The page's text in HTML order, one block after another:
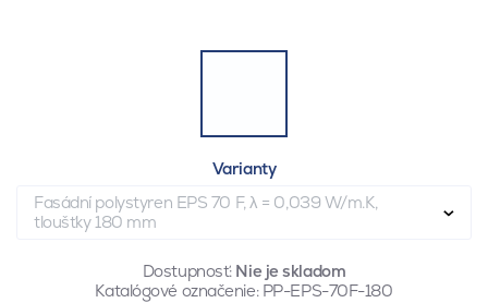
Varianty
Fasádní polystyren EPS 70 F, λ = 0,039 W/m.K,
tloušťky 180 mm
Dostupnosť: Nie je skladom
Katalógové označenie: PP-EPS-70F-180